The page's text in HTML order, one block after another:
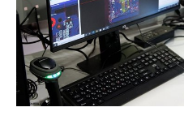
ОПК
ЭНЕРГЕТИКА
ТРАНСПОРТ
УСЛУГИ
IT
МЕДИА
ТЕЛЕКОММУНИКАЦИИ
НОВОСТИ МЕРОПРИЯТИЙ
ВЫЕЗДНАЯ РЕДАКЦИЯ
БИЗНЕС-БРАНЧИ
СПОРТ
НОВОСТИ СПОРТА
ФУТБОЛ
ОБЩЕСТВО
НОВОСТИ ОБЩЕСТВА
ФОТОГАЛЕРЕЯ